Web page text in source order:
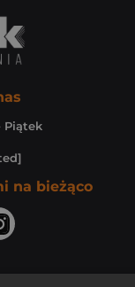
Piątek
na bieżąco